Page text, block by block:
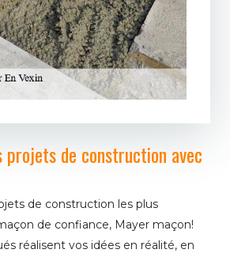
projets de construction avec
de construction les plus
de confiance, Mayer maçon!
réalisent vos idées en réalité, en